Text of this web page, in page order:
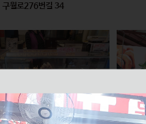
구월로276번길 34